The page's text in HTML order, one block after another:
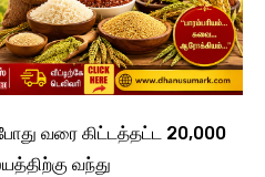
வரை கிட்டத்தட்ட 20,000
வந்து